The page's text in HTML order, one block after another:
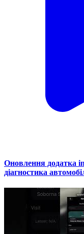
Оновлення додатка
діагностика